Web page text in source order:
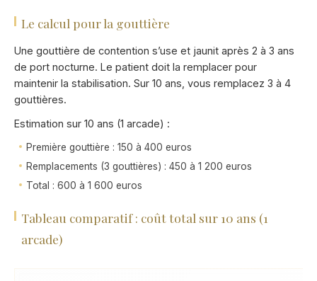
Le calcul pour la gouttière
Une gouttière de contention s’use et jaunit après 2 à 3 ans
de port nocturne. Le patient doit la remplacer pour
maintenir la stabilisation. Sur 10 ans, vous remplacez 3 à 4
gouttières.
Estimation sur 10 ans (1 arcade) :
Première gouttière : 150 à 400 euros
Remplacements (3 gouttières) : 450 à 1 200 euros
Total : 600 à 1 600 euros
Tableau comparatif : coût total sur 10 ans (1
arcade)